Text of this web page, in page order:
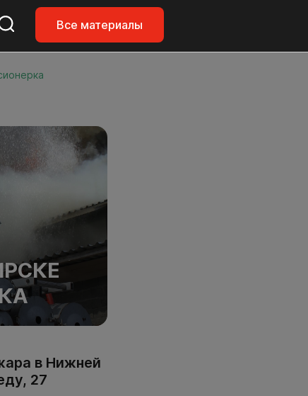
Все материалы
в Нижней
27